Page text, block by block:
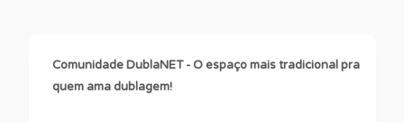
Comunidade DublaNET - O espaço mais tradicional pra
quem ama dublagem!